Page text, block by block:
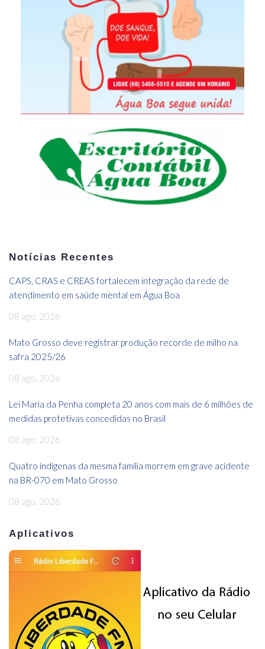
Notícias Recentes
CAPS, CRAS e CREAS fortalecem integração da rede de
atendimento em saúde mental em Água Boa
08 ago, 2026
Mato Grosso deve registrar produção recorde de milho na
safra 2025/26
08 ago, 2026
Lei Maria da Penha completa 20 anos com mais de 6 milhões de
medidas protetivas concedidas no Brasil
08 ago, 2026
Quatro indígenas da mesma família morrem em grave acidente
na BR-070 em Mato Grosso
08 ago, 2026
Aplicativos